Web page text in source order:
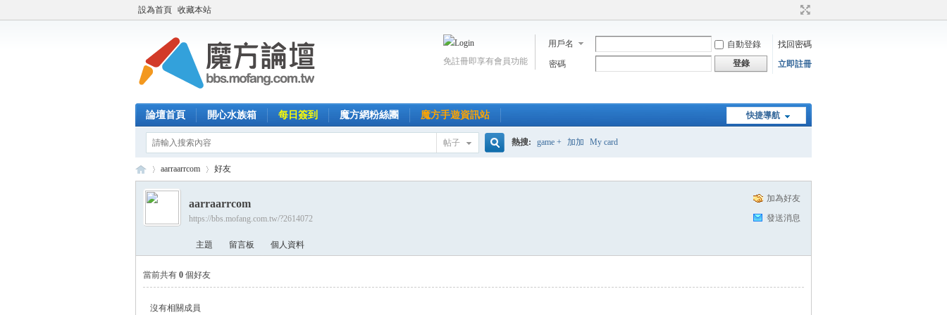
設為首頁 收藏本站
用戶名 自動登錄
找回密碼
密碼
登錄 立即註冊
免註冊即享有會員功能
快捷導航
論壇首頁 開心水族箱 每日簽到 魔方網粉絲團 魔方手遊資訊站
帖子 熱搜: game + 加加 My card
›
aarraarrcom 好友
加為好友
發送消息
aarraarrcom
https://bbs.mofang.com.tw/?2614072
主題 留言板 個人資料
當前共有 0 個好友
沒有相關成員